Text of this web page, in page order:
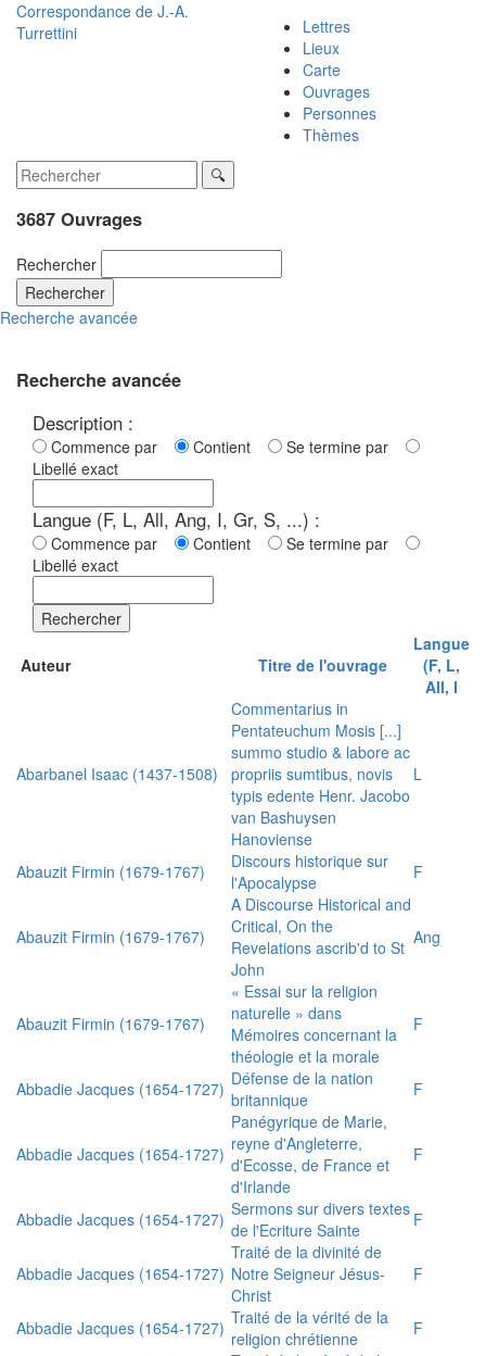
Correspondance de J.-A.
Turrettini
Lettres
Lieux
Carte
Ouvrages
Personnes
Thèmes
3687 Ouvrages
Rechercher
Rechercher
Recherche avancée
Recherche avancée
Description :
Commence par Contient
Se termine par
Libellé exact
Langue (F, L, All, Ang, I, Gr, S, ...) :
Commence par Contient
Se termine par
Libellé exact
Rechercher
Auteur Titre de l'ouvrage
Langue
(F, L,
All, I
Abarbanel Isaac (1437-1508)
Commentarius in
Pentateuchum Mosis [...]
summo studio & labore ac
propriis sumtibus, novis
typis edente Henr. Jacobo
van Bashuysen
Hanoviense
L
Abauzit Firmin (1679-1767)
Discours historique sur
l'Apocalypse
F
Abauzit Firmin (1679-1767)
A Discourse Historical and
Critical, On the
Revelations ascrib'd to St
John
Ang
Abauzit Firmin (1679-1767)
« Essai sur la religion
naturelle » dans
Mémoires concernant la
théologie et la morale
F
Abbadie Jacques (1654-1727) Défense de la nation
britannique
F
Abbadie Jacques (1654-1727)
Panégyrique de Marie,
reyne d'Angleterre,
d'Ecosse, de France et
d'Irlande
F
Abbadie Jacques (1654-1727) Sermons sur divers textes
de l'Ecriture Sainte
F
Abbadie Jacques (1654-1727)
Traité de la divinité de
Notre Seigneur Jésus-
Christ
F
Abbadie Jacques (1654-1727) Traité de la vérité de la
religion chrétienne
F